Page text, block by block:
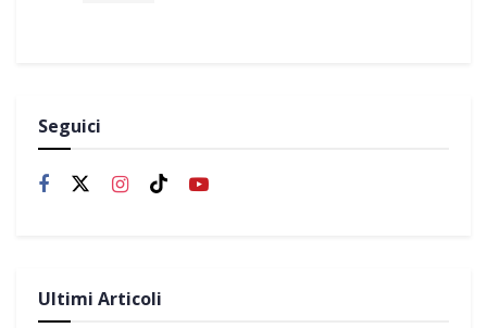
Seguici
Ultimi Articoli